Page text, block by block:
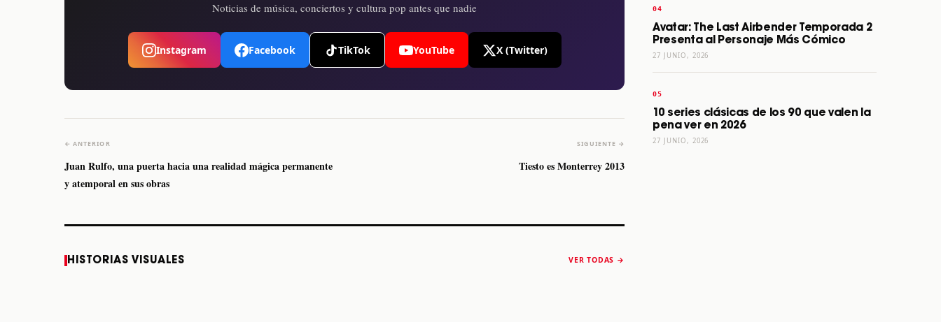
Noticias de música, conciertos y cultura pop antes que nadie
Instagram Facebook TikTok YouTube X (Twitter)
← ANTERIOR
Juan Rulfo, una puerta hacia una realidad mágica permanente
y atemporal en sus obras
SIGUIENTE →
Tiesto es Monterrey 2013
HISTORIAS VISUALES VER TODAS →
Monterrey el próximo
Avatar: The Last Airbender Temporada 2
Presenta al Personaje Más Cómico
27 JUNIO, 2026
10 series clásicas de los 90 que valen la
pena ver en 2026
27 JUNIO, 2026